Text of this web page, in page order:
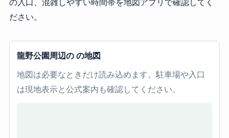
ださい。
龍野公園周辺の の地図
地図は必要なときだけ読み込めます。駐車場や入口
は現地表示と公式案内も確認してください。